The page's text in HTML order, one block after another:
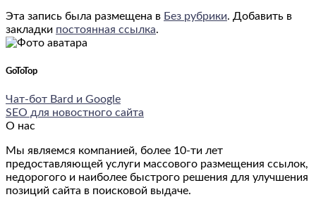
Эта запись была размещена в Без рубрики. Добавить в
закладки постоянная ссылка.
GoToTop
Чат-бот Bard и Google
SEO для новостного сайта
О нас
Мы являемся компанией, более 10-ти лет
предоставляющей услуги массового размещения ссылок,
недорогого и наиболее быстрого решения для улучшения
позиций сайта в поисковой выдаче.